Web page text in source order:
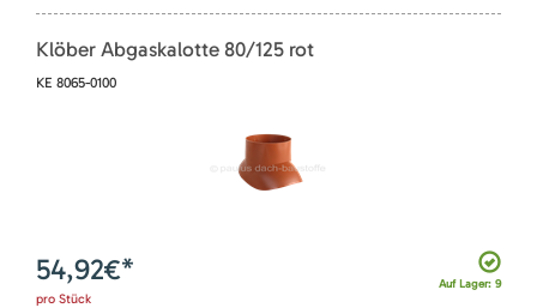
Klöber Abgaskalotte 80/125 rot
KE 8065-0100
Auf Lager: 9
54,92€*
pro Stück